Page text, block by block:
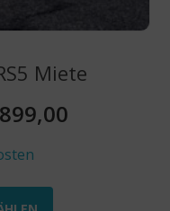
Miete